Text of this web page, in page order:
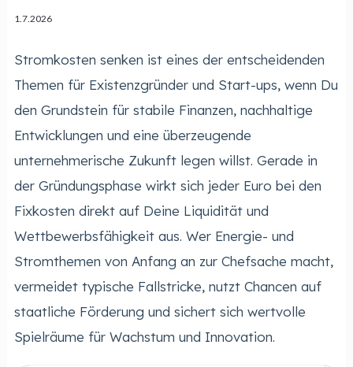
1.7.2026
Stromkosten senken ist eines der entscheidenden
Themen für Existenzgründer und Start-ups, wenn Du
den Grundstein für stabile Finanzen, nachhaltige
Entwicklungen und eine überzeugende
unternehmerische Zukunft legen willst. Gerade in
der Gründungsphase wirkt sich jeder Euro bei den
Fixkosten direkt auf Deine Liquidität und
Wettbewerbsfähigkeit aus. Wer Energie- und
Stromthemen von Anfang an zur Chefsache macht,
vermeidet typische Fallstricke, nutzt Chancen auf
staatliche Förderung und sichert sich wertvolle
Spielräume für Wachstum und Innovation.